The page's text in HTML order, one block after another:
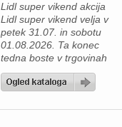
[…]
Lidl super vikend akcija
Lidl super vikend velja v
petek 31.07. in sobotu
01.08.2026. Ta konec
tedna boste v trgovinah
Lidl prihranili ob nakupu
naslednjih izdelkov. Super
cene veljajo samo v petek